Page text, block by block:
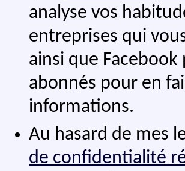
analyse vos
entreprises qui
ainsi que
abonnés pour en
informations.
Au hasard de mes
de confidentialité